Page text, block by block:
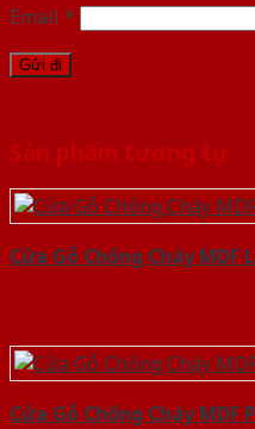
Email *
Sản phẩm tương tự
Cửa Gỗ Chống Cháy MDF
Cửa Gỗ Chống Cháy MDF